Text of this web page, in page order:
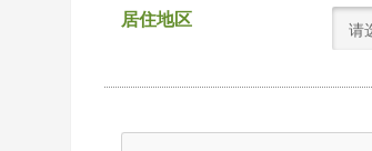
居住地区
请